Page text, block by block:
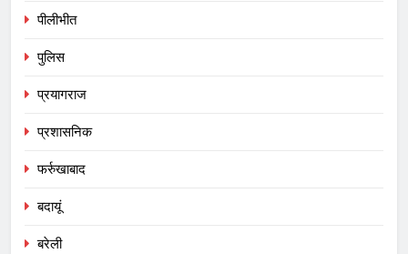
पीलीभीत
पुलिस
प्रयागराज
प्रशासनिक
फर्रुखाबाद
बदायूं
बरेली